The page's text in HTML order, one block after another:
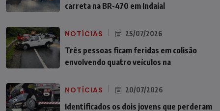
carreta na BR-470 em Indaial
NOTÍCIAS 25/07/2026
Três pessoas ficam feridas em colisão
envolvendo quatro veículos na
NOTÍCIAS 20/07/2026
Identificados os dois jovens que perderam